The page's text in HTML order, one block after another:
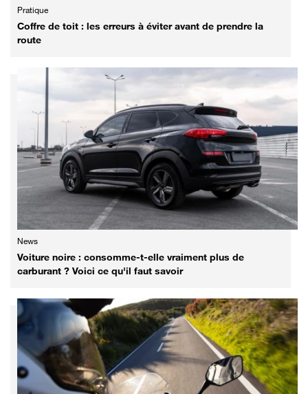
Pratique
Coffre de toit : les erreurs à éviter avant de prendre la
route
News
Voiture noire : consomme-t-elle vraiment plus de
carburant ? Voici ce qu'il faut savoir